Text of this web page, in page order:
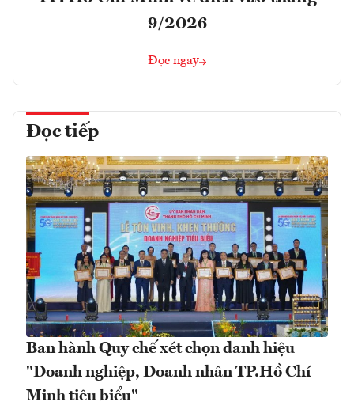
9/2026
Đọc ngay
Đọc tiếp
Ban hành Quy chế xét chọn danh hiệu
"Doanh nghiệp, Doanh nhân TP.Hồ Chí
Minh tiêu biểu"